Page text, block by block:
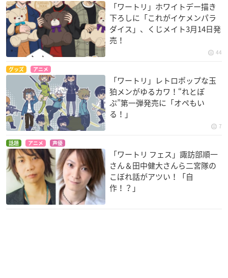
「ワートリ」ホワイトデー描き
下ろしに「これがイケメンパラ
ダイス」、くじメイト3月14日発
売！
44
グッズ アニメ
「ワートリ」レトロポップな玉
狛メンがゆるカワ！“れとぽ
ぷ”第一弾発売に「オペもい
る！」
7
話題 アニメ 声優
「ワートリ フェス」諏訪部順一
さん＆田中健大さんら二宮隊の
こぼれ話がアツい！「自
作！？」